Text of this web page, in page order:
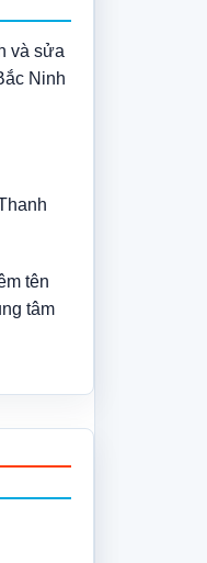
và sửa
Ninh
tên
tâm